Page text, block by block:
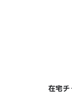
在宅チ